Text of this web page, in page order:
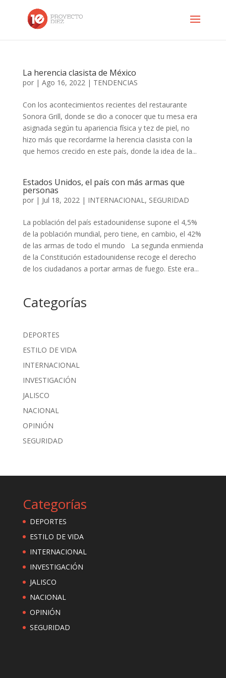
La herencia clasista de México
por | Ago 16, 2022| TENDENCIAS
Con los acontecimientos recientes del restaurante
Sonora Grill, donde se dio a conocer que tu mesa era
asignada según tu apariencia física y tez de piel, no
hizo más que recordarme la herencia clasista con la
que hemos crecido en este país, donde la idea de la...
Estados Unidos, el país con más armas que
personas
por | Jul 18, 2022| INTERNACIONAL, SEGURIDAD
La población del país estadounidense supone el 4,5%
de la población mundial, pero tiene, en cambio, el 42%
de las armas de todo el mundo La segunda enmienda
de la Constitución estadounidense recoge el derecho
de los ciudadanos a portar armas de fuego. Este era...
Categorías
DEPORTES
ESTILO DE VIDA
INTERNACIONAL
INVESTIGACIÓN
JALISCO
NACIONAL
OPINIÓN
SEGURIDAD
Categorías
DEPORTES
ESTILO DE VIDA
INTERNACIONAL
INVESTIGACIÓN
JALISCO
NACIONAL
OPINIÓN
SEGURIDAD